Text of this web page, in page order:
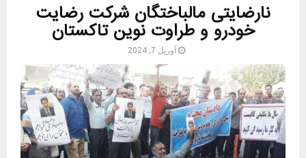
نارضایتی مالباختگان شرکت رضایت
خودرو و طراوت نوین تاکستان
آوریل 7, 2024